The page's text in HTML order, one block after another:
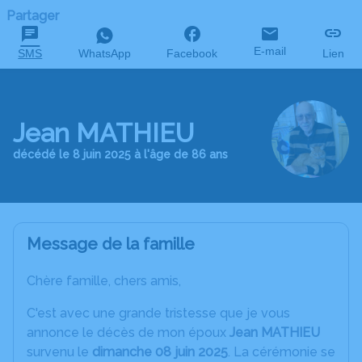
Partager
SMS WhatsApp Facebook E-mail Lien
Jean MATHIEU
décédé le 8 juin 2025 à l'âge de 86 ans
Message de la famille
Chère famille, chers amis,
C'est avec une grande tristesse que je vous
annonce le décès de mon époux Jean MATHIEU
survenu le dimanche 08 juin 2025. La cérémonie se